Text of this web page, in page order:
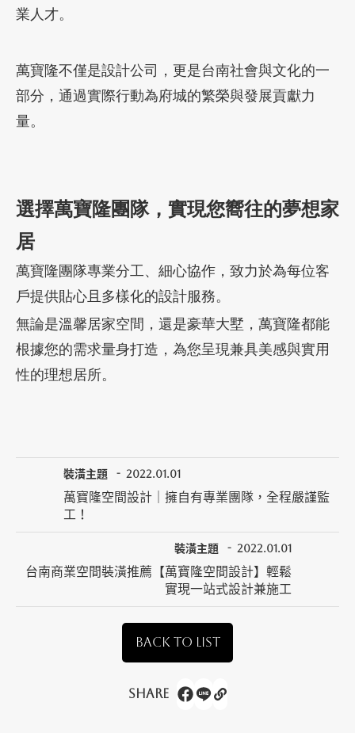
業人才。
萬寶隆不僅是設計公司，更是台南社會與文化的一
部分，通過實際行動為府城的繁榮與發展貢獻力
量。
選擇萬寶隆團隊，實現您嚮往的夢想家
居
萬寶隆團隊專業分工、細心協作，致力於為每位客
戶提供貼心且多樣化的設計服務。
無論是溫馨居家空間，還是豪華大墅，萬寶隆都能
根據您的需求量身打造，為您呈現兼具美感與實用
性的理想居所。
裝潢主題 2022.01.01
萬寶隆空間設計｜擁自有專業團隊，全程嚴謹監
工！
裝潢主題 2022.01.01
台南商業空間裝潢推薦【萬寶隆空間設計】輕鬆
實現一站式設計兼施工
BACK TO LIST
Share